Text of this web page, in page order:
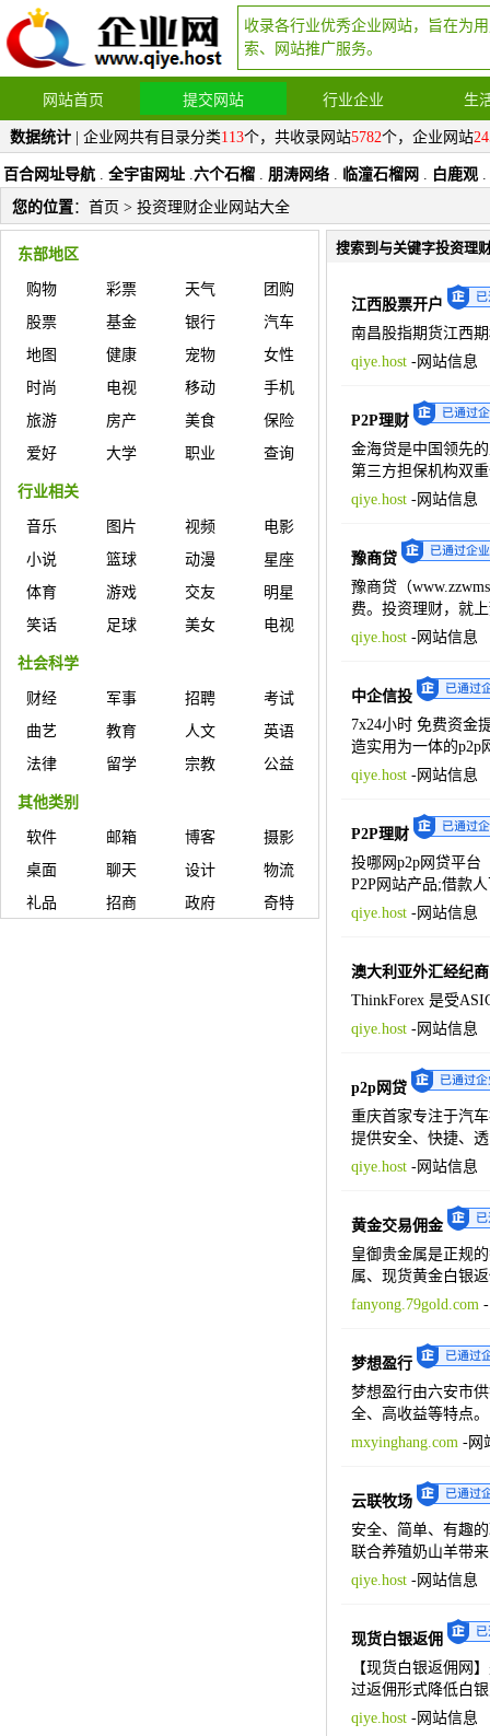
收录各行业优秀企业网站，旨在为
索、网站推广服务。
网站首页 提交网站 行业企业 生
数据统计 | 企业网共有目录分类113个，共收录网站5782个，企业网站
百合网址导航 . 全宇宙网址 .六个石榴 . 朋涛网络 . 临潼石榴网 . 白鹿观 .
您的位置： 首页 > 投资理财企业网站大全
东部地区
购物 彩票 天气
团购
股票
基金 银行
汽车
地图
健康 宠物
女性
时尚
电视 移动
手机
旅游
房产 美食
保险
爱好
大学 职业 查询
行业相关
音乐 图片 视频
电影
小说
篮球 动漫
星座
体育
游戏 交友
明星
笑话
足球 美女 电视
社会科学
财经 军事 招聘
考试
曲艺
教育 人文
英语
法律
留学 宗教 公益
其他类别
软件 邮箱 博客
摄影
桌面
聊天 设计
物流
礼品
招商 政府 奇特
搜索到与关键字投资理
江西股票开户
南昌股指期货江西
qiye.host-网站信息
P2P理财
金海贷是中国领先
第三方担保机构双
qiye.host-网站信息
豫商贷
豫商贷（
费。投资理财，就上
qiye.host-网站信息
中企信投
7x24小时 免费资金
造实用为一体的p2p
qiye.host-网站信息
P2P理财
投哪网p2p网贷平台
P2P网站产品;借款
qiye.host-网站信息
澳大利亚外汇经纪商
ThinkForex 是受
qiye.host-网站信息
p2p网贷
重庆首家专注于汽
提供安全、快捷、
qiye.host-网站信息
黄金交易佣金
皇御贵金属是正规
属、现货黄金白银
fanyong.79gold.com-
梦想盈行
梦想盈行由六安市
全、高收益等特点。
mxyinghang.com-网
云联牧场
安全、简单、有趣
联合养殖奶山羊带
qiye.host-网站信息
现货白银返佣
【现货白银返佣网
过返佣形式降低白
qiye.host-网站信息